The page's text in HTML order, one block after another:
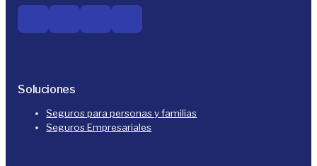
Soluciones
Seguros para personas y familias
Seguros Empresariales